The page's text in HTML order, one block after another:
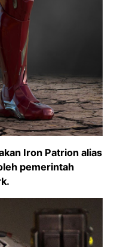
Iron Patrion alias
pemerintah